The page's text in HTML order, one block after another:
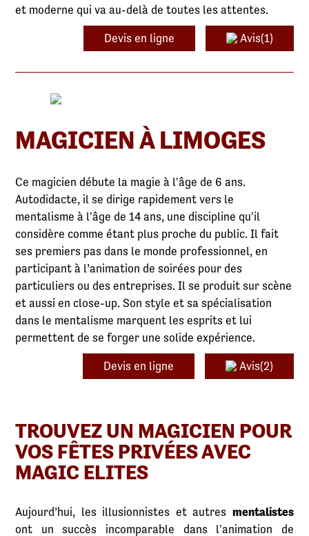
et moderne qui va au-delà de toutes les attentes.
Devis en ligne Avis(1)
MAGICIEN À LIMOGES
Ce magicien débute la magie à l'âge de 6 ans.
Autodidacte, il se dirige rapidement vers le
mentalisme à l'âge de 14 ans, une discipline qu'il
considère comme étant plus proche du public. Il fait
ses premiers pas dans le monde professionnel, en
participant à l’animation de soirées pour des
particuliers ou des entreprises. Il se produit sur scène
et aussi en close-up. Son style et sa spécialisation
dans le mentalisme marquent les esprits et lui
permettent de se forger une solide expérience.
Devis en ligne Avis(2)
TROUVEZ UN MAGICIEN POUR
VOS FÊTES PRIVÉES AVEC
MAGIC ELITES
Aujourd’hui, les illusionnistes et autres mentalistes
ont un succès incomparable dans l'animation de